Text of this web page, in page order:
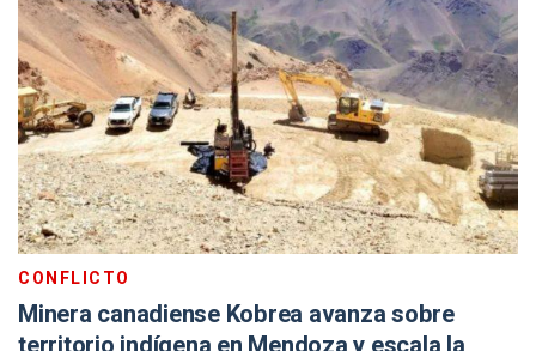
CONFLICTO
Minera canadiense Kobrea avanza sobre